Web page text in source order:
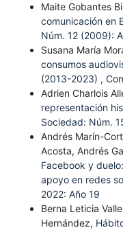
Maite Gobantes
comunicación en
Núm. 12 (2009):
Susana María
consumos
(2013-2023) ,
Adrien Charlois
representación
Sociedad: Núm.
Andrés Marín-
Acosta, Andrés
Facebook y
apoyo en redes
2022: Año 19
Berna Leticia
Hernández,